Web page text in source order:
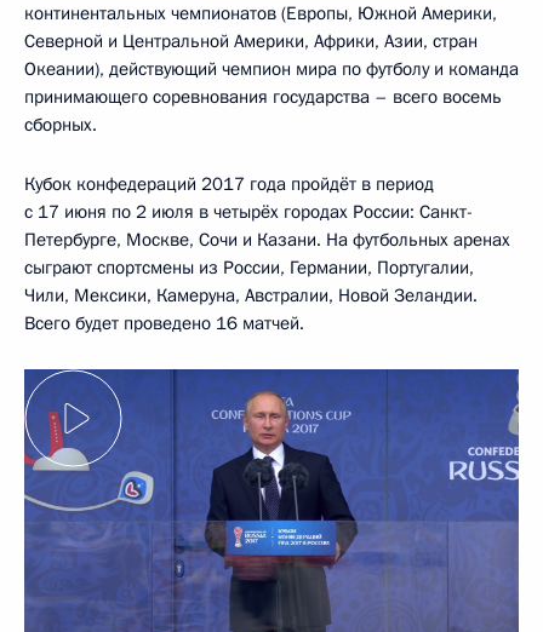
континентальных чемпионатов (Европы, Южной Америки,
Северной и Центральной Америки, Африки, Азии, стран
Океании), действующий чемпион мира по футболу и команда
принимающего соревнования государства – всего восемь
сборных.
Кубок конфедераций 2017 года пройдёт в период
с 17 июня по 2 июля в четырёх городах России: Санкт-
Петербурге, Москве, Сочи и Казани. На футбольных аренах
сыграют спортсмены из России, Германии, Португалии,
Чили, Мексики, Камеруна, Австралии, Новой Зеландии.
Всего будет проведено 16 матчей.